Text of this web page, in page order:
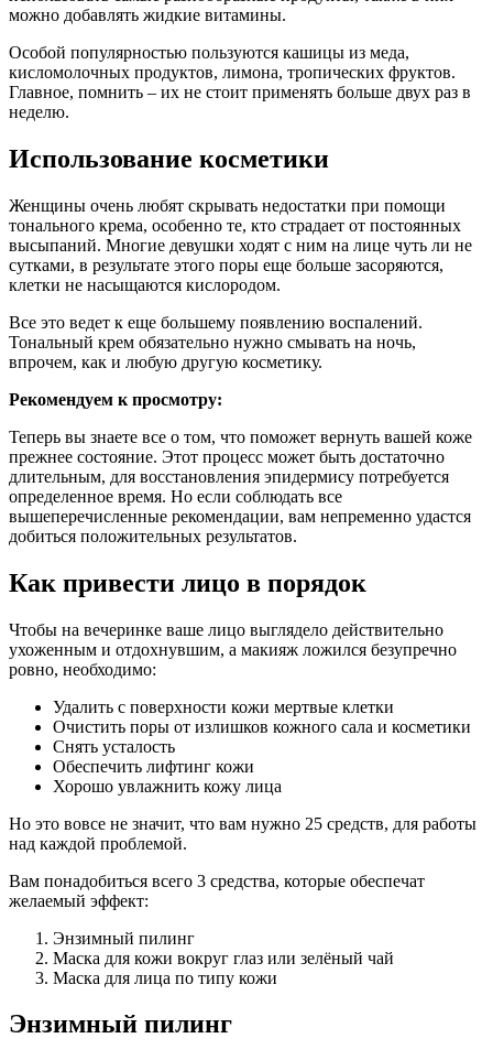
можно добавлять жидкие витамины.
Особой популярностью пользуются кашицы из меда,
кисломолочных продуктов, лимона, тропических фруктов.
Главное, помнить – их не стоит применять больше двух раз в
неделю.
Использование косметики
Женщины очень любят скрывать недостатки при помощи
тонального крема, особенно те, кто страдает от постоянных
высыпаний. Многие девушки ходят с ним на лице чуть ли не
сутками, в результате этого поры еще больше засоряются,
клетки не насыщаются кислородом.
Все это ведет к еще большему появлению воспалений.
Тональный крем обязательно нужно смывать на ночь,
впрочем, как и любую другую косметику.
Рекомендуем к просмотру:
Теперь вы знаете все о том, что поможет вернуть вашей коже
прежнее состояние. Этот процесс может быть достаточно
длительным, для восстановления эпидермису потребуется
определенное время. Но если соблюдать все
вышеперечисленные рекомендации, вам непременно удастся
добиться положительных результатов.
Как привести лицо в порядок
Чтобы на вечеринке ваше лицо выглядело действительно
ухоженным и отдохнувшим, а макияж ложился безупречно
ровно, необходимо:
Удалить с поверхности кожи мертвые клетки
Очистить поры от излишков кожного сала и косметики
Снять усталость
Обеспечить лифтинг кожи
Хорошо увлажнить кожу лица
Но это вовсе не значит, что вам нужно 25 средств, для работы
над каждой проблемой.
Вам понадобиться всего 3 средства, которые обеспечат
желаемый эффект:
Энзимный пилинг
Маска для кожи вокруг глаз или зелёный чай
Маска для лица по типу кожи
Энзимный пилинг